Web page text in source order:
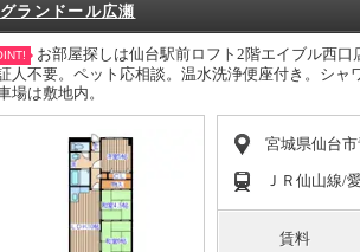
グランドール広瀬
お部屋探しは仙台駅前ロフト2階エイブル西口
人不要。ペット応相談。温水洗浄便座付き。シャ
場は敷地内。
宮城県仙台
ＪＲ仙山線/
賃料